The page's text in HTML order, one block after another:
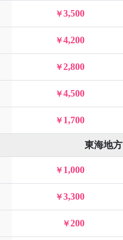
3,500
4,200
2,800
4,500
1,700
東海地方
1,000
3,300
200